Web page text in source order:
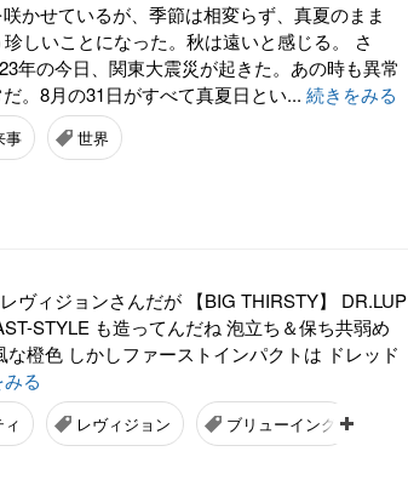
かせているが、季節は相変らず、真夏のまま
しいことになった。秋は遠いと感じる。 さ
年の今日、関東大震災が起きた。あの時も異常
。8月の31日がすべて真夏日とい... 続きをみる
事 世界
ヴィジョンさんだが 【BIG THIRSTY】 DR.LUP
STYLE も造ってんだね 泡立ち＆保ち共弱め
橙色 しかしファーストインパクトは ドレッド
る
レヴィジョン ブリューイング